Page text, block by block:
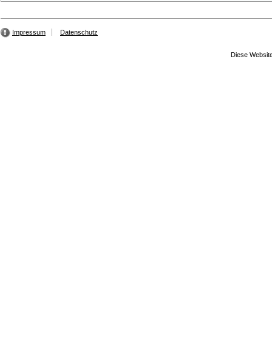
Impressum Datenschutz
Diese